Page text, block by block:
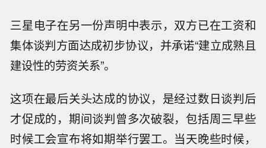
三星电子在另一份声明中表示，双方已在工资和
集体谈判方面达成初步协议，并承诺“建立成熟且
建设性的劳资关系”。
这项在最后关头达成的协议，是经过数日谈判后
才促成的，期间谈判曾多次破裂，包括周三早些
时候工会宣布将如期举行罢工。当天晚些时候，